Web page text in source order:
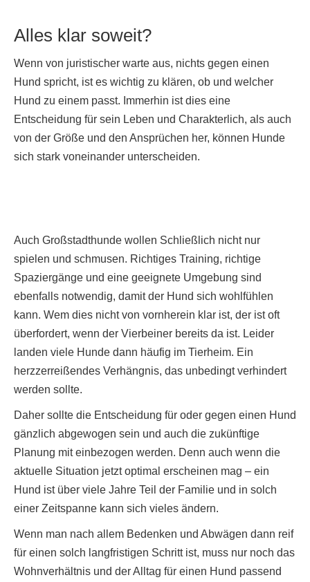
Alles klar soweit?
Wenn von juristischer warte aus, nichts gegen einen
Hund spricht, ist es wichtig zu klären, ob und welcher
Hund zu einem passt. Immerhin ist dies eine
Entscheidung für sein Leben und Charakterlich, als auch
von der Größe und den Ansprüchen her, können Hunde
sich stark voneinander unterscheiden.
Auch Großstadthunde wollen Schließlich nicht nur
spielen und schmusen. Richtiges Training, richtige
Spaziergänge und eine geeignete Umgebung sind
ebenfalls notwendig, damit der Hund sich wohlfühlen
kann. Wem dies nicht von vornherein klar ist, der ist oft
überfordert, wenn der Vierbeiner bereits da ist. Leider
landen viele Hunde dann häufig im Tierheim. Ein
herzzerreißendes Verhängnis, das unbedingt verhindert
werden sollte.
Daher sollte die Entscheidung für oder gegen einen Hund
gänzlich abgewogen sein und auch die zukünftige
Planung mit einbezogen werden. Denn auch wenn die
aktuelle Situation jetzt optimal erscheinen mag – ein
Hund ist über viele Jahre Teil der Familie und in solch
einer Zeitspanne kann sich vieles ändern.
Wenn man nach allem Bedenken und Abwägen dann reif
für einen solch langfristigen Schritt ist, muss nur noch das
Wohnverhältnis und der Alltag für einen Hund passend